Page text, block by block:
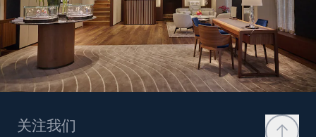
关注我们